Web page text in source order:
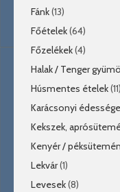
Fánk(13)
Főételek(64)
Főzelékek(4)
Halak / Tenger
Húsmentes ételek(11)
Karácsonyi
Kekszek,
Kenyér /
Lekvár(1)
Levesek(8)